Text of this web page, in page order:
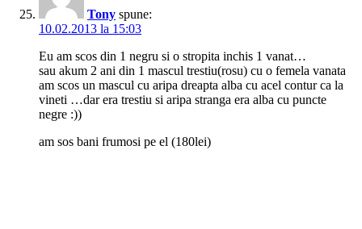
Tony spune:
10.02.2013 la 15:03
Eu am scos din 1 negru si o stropita inchis 1 vanat…
sau akum 2 ani din 1 mascul trestiu(rosu) cu o femela vanata
am scos un mascul cu aripa dreapta alba cu acel contur ca la
vineti …dar era trestiu si aripa stranga era alba cu puncte
negre :))
am sos bani frumosi pe el (180lei)